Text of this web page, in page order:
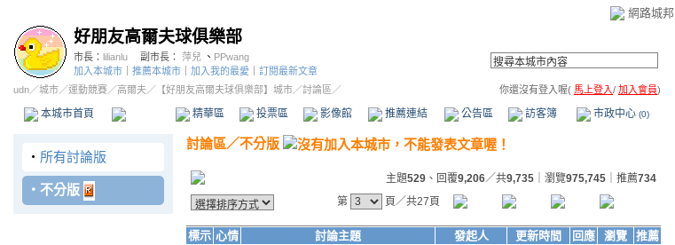
網路城邦
好朋友高爾夫球俱樂部
市長： lilianlu 副市長： 萍兒 、 PPwang
加入本城市
推薦本城市 加入我的最愛
訂閱最新文章
udn／城市／運動競賽／高爾夫／ 【好朋友高爾夫球俱樂部】城市／討論區／ 你還沒有登入喔( 馬上登入/ 加入會員)
本城市首頁 精華區 投票區 影像館 推薦連結 公告區 訪客簿 市政中心 (0)
‧ 所有討論版
‧ 不分版
討論區／不分版
主題529 、回覆9,206／共9,735 ｜瀏覽975,745 ｜推薦734
第
頁／共27頁
標示 心情 討論主題 發起人 更新時間 回應 瀏覽
推薦